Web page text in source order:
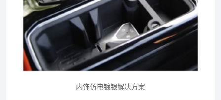
内饰仿电镀银解决方案